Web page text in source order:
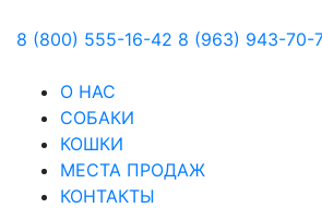
8 (800) 555-16-42 8 (963) 943-70-
О НАС
СОБАКИ
КОШКИ
МЕСТА ПРОДАЖ
КОНТАКТЫ